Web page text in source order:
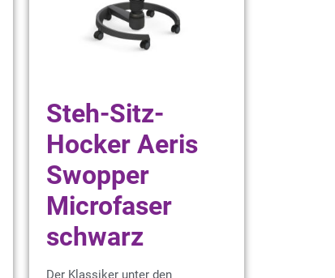
Steh-Sitz-
Hocker Aeris
Swopper
Microfaser
schwarz
Der Klassiker unter den